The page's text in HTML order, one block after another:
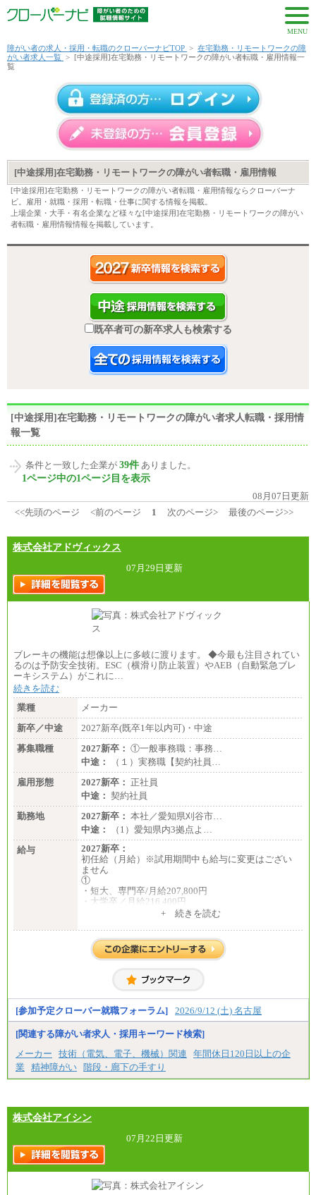
MENU
障がい者の求人・採用・転職のクローバーナビTOP > 在宅勤務・リモートワークの障
がい者求人一覧 > [中途採用]在宅勤務・リモートワークの障がい者転職・雇用情報一
覧
[中途採用]在宅勤務・リモートワークの障がい者転職・雇用情報
[中途採用]在宅勤務・リモートワークの障がい者転職・雇用情報ならクローバーナ
ビ。雇用・就職・採用・転職・仕事に関する情報を掲載。
上場企業・大手・有名企業など様々な[中途採用]在宅勤務・リモートワークの障がい
者転職・雇用情報情報を掲載しています。
既卒者可の新卒求人も検索する
[中途採用]在宅勤務・リモートワークの障がい者求人転職・採用情
報一覧
条件と一致した企業が 39件 ありました。
1ページ中の1ページ目を表示
08月07日更新
<<先頭のページ
<前のページ 1 次のページ> 最後のページ>>
株式会社アドヴィックス
07月29日更新
ブレーキの機能は想像以上に多岐に渡ります。 ◆今最も注目されてい
るのは予防安全技術。ESC（横滑り防止装置）やAEB（自動緊急ブレ
ーキシステム）がこれに…
続きを読む
業種
メーカー
新卒／中途
2027新卒(既卒1年以内可)・中途
募集職種
2027新卒： ①一般事務職：事務…
中途：
（１）実務職【契約社員…
雇用形態
2027新卒： 正社員
中途： 契約社員
勤務地
2027新卒： 本社／愛知県刈谷市…
中途：
（1）愛知県内3拠点よ…
給与
2027新卒：
初任給（月給）※試用期間中も給与に変更はござい
ません
①
・短大、専門卒/月給207,800円
・大学卒／月給216,400円
※大学院修了は大学卒の金額を最低額とし、経験・
す。
②③
・大学卒／月給282,000円
※技術系応募における、博士課程修了は大学卒(また
は修士了)の金額を最低額とし、経験・能力を考慮の
うえ当社規程に基づき決定いたします。
中途：
（1）月給 246,660円
（2）時間給 1,500円/月給モデル\337,000～
+ 続きを読む
[参加予定クローバー就職フォーラム] 2026/9/12 (土) 名古屋
[関連する障がい者求人・採用キーワード検索]
メーカー
技術（電気、電子、機械）関連
年間休日120日以上の企
業
精神障がい 階段・廊下の手すり
株式会社アイシン
07月22日更新